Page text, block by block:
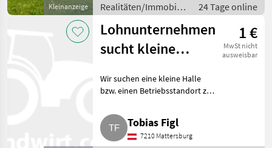
Kleinanzeige
Realitäten/Immobilien
/ Sonstige
Immobilien
24 Tage online
Lohnunternehmen
sucht kleine
nördlichen
1 €
MwSt nicht
ausweisbar
Wir suchen eine kleine Halle
bzw. einen Betriebsstandort zur
Burgenland.
Realitäten/Immobilien Sonstige
Immobilien
Tobias Figl
7210 Mattersburg